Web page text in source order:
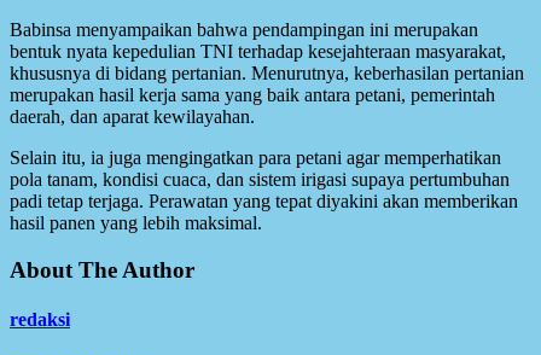
Babinsa menyampaikan bahwa pendampingan ini merupakan
bentuk nyata kepedulian TNI terhadap kesejahteraan masyarakat,
khususnya di bidang pertanian. Menurutnya, keberhasilan pertanian
merupakan hasil kerja sama yang baik antara petani, pemerintah
daerah, dan aparat kewilayahan.
Selain itu, ia juga mengingatkan para petani agar memperhatikan
pola tanam, kondisi cuaca, dan sistem irigasi supaya pertumbuhan
padi tetap terjaga. Perawatan yang tepat diyakini akan memberikan
hasil panen yang lebih maksimal.
About The Author
redaksi